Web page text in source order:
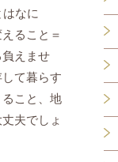
なに
ること＝
えませ
て暮らす
こと、地
夫でしょ